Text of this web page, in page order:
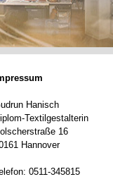
Hanisch
Textilgestalterin
16
Hannover
0511-345815